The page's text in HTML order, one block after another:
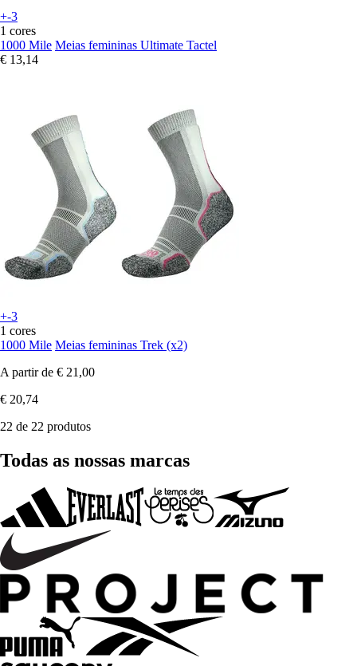
+-3
1 cores
1000 Mile Meias femininas Ultimate Tactel
€ 13,14
+-3
1 cores
1000 Mile Meias femininas Trek (x2)
A partir de € 21,00
€ 20,74
22 de 22 produtos
Todas as nossas marcas